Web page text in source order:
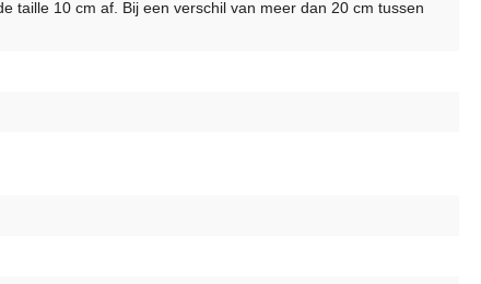
taille 10 cm af. Bij een verschil van meer dan 20 cm tussen